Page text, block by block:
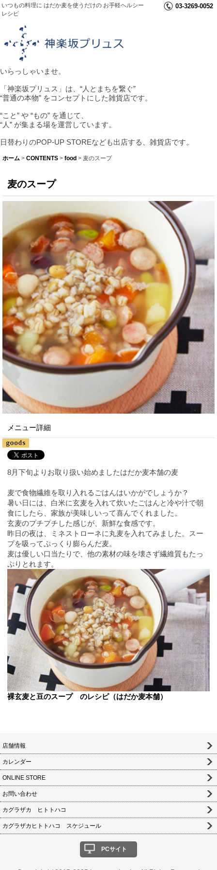
いつもの料理に はだか麦を使うだけの お手軽ヘルシー
レシピ
03-3269-0052
いらっしゃいませ。
「神楽坂プリュス」は、“人とまちを繋ぐ”
“普通の本物” をコンセプトにした雑貨店です。
“こと” や “もの” を通じて、
“人” が集まる場を運営しています。
日替わりのPOP-UP STOREなども出店する、雑貨店です。
ホーム > CONTENTS > food > 麦のスープ
麦のスープ
メニュー詳細
8月下旬よりお取り扱い始めましたはだか麦本舗の麦
麦で食物繊維を取り入れるごはんはいかがでしょうか？
暑い日には、白米に玄麦を入れて炊いたごはんと冷や汁で朝
食にしたら、家族が美味しいって喜んでくれました。
玄麦のプチプチした感じが、新鮮な食感です。
昨日の夜は、ミネストローネに丸麦を入れてみました。スー
プを吸ってぷっくり膨らんだ麦。
麦は優しい口当たりで、他の素材の味を壊さず繊維質もたっ
ぷりとれます。
裸玄麦と豆のスープ のレシピ（はだか麦本舗）
店舗情報
カレンダー
ONLINE STORE
お問い合わせ
カグラザカ ヒトトハコ
カグラザカヒトトハコ スケジュール
PCサイト